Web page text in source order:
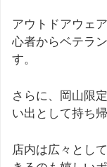
アウトドアウェ
心者からベテラ
す。
さらに、岡山限
い出として持ち
店内は広々とし